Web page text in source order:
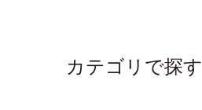
カテゴリで探す